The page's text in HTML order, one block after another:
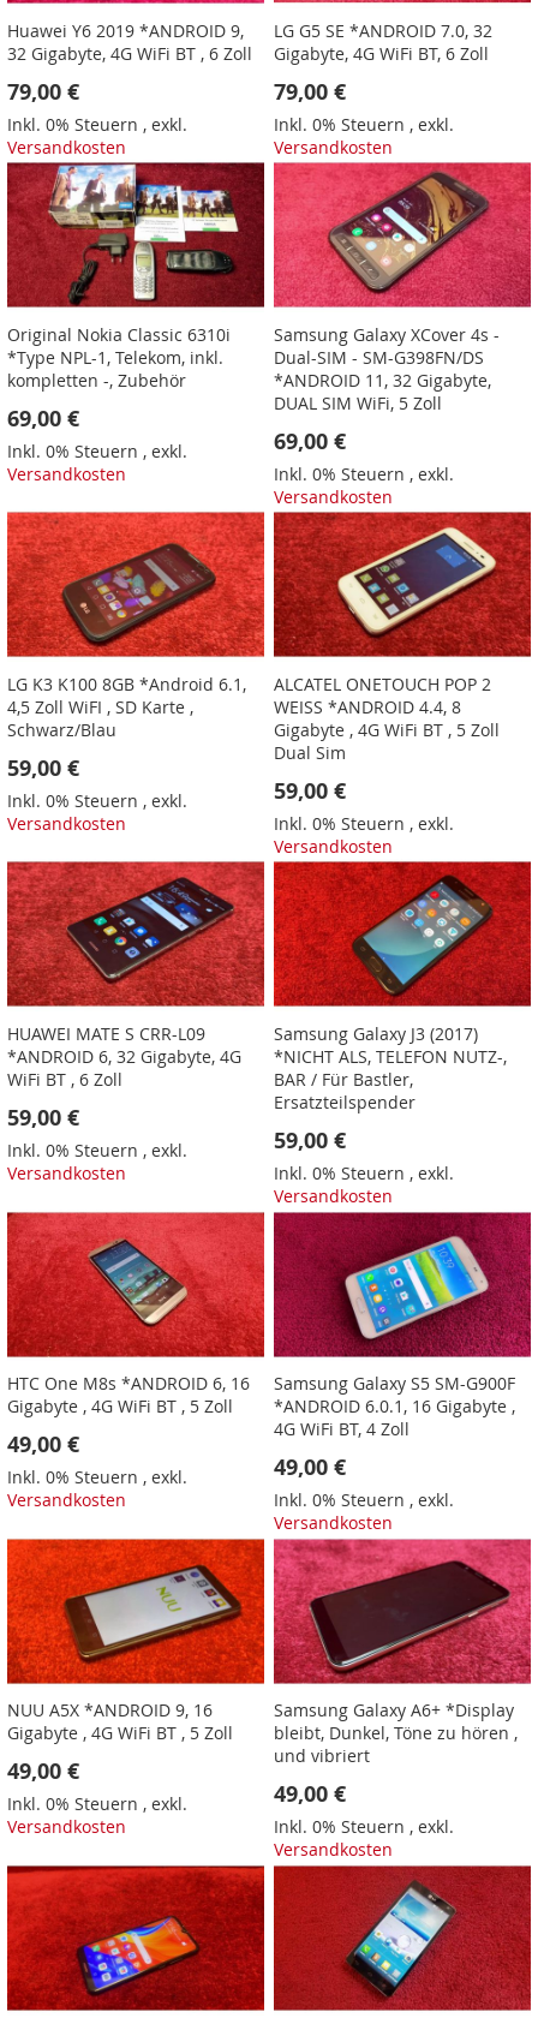
Huawei Y6 2019 *ANDROID 9,
32 Gigabyte, 4G WiFi BT , 6 Zoll
79,00 €
Inkl. 0% Steuern , exkl.
Versandkosten
LG G5 SE *ANDROID 7.0, 32
Gigabyte, 4G WiFi BT, 6 Zoll
79,00 €
Inkl. 0% Steuern ,exkl.
Versandkosten
Original Nokia Classic 6310i
*Type NPL-1, Telekom, inkl.
kompletten -, Zubehör
69,00 €
Inkl. 0% Steuern , exkl.
Versandkosten
Samsung Galaxy XCover 4s -
Dual-SIM - SM-G398FN/DS
*ANDROID 11, 32 Gigabyte,
DUAL SIM WiFi, 5 Zoll
69,00 €
Inkl. 0% Steuern ,exkl.
Versandkosten
LG K3 K100 8GB *Android 6.1,
4,5 Zoll WiFI , SD Karte ,
Schwarz/Blau
59,00 €
Inkl. 0% Steuern , exkl.
Versandkosten
ALCATEL ONETOUCH POP 2
WEISS *ANDROID 4.4, 8
Gigabyte , 4G WiFi BT , 5 Zoll
Dual Sim
59,00 €
Inkl. 0% Steuern ,exkl.
Versandkosten
HUAWEI MATE S CRR-L09
*ANDROID 6, 32 Gigabyte, 4G
WiFi BT , 6 Zoll
59,00 €
Inkl. 0% Steuern , exkl.
Versandkosten
Samsung Galaxy J3 (2017)
*NICHT ALS, TELEFON NUTZ-,
BAR / Für Bastler,
Ersatzteilspender
59,00 €
Inkl. 0% Steuern ,exkl.
Versandkosten
HTC One M8s *ANDROID 6, 16
Gigabyte , 4G WiFi BT , 5 Zoll
49,00 €
Inkl. 0% Steuern , exkl.
Versandkosten
Samsung Galaxy S5 SM-G900F
*ANDROID 6.0.1, 16 Gigabyte ,
4G WiFi BT, 4 Zoll
49,00 €
Inkl. 0% Steuern ,exkl.
Versandkosten
NUU A5X *ANDROID 9, 16
Gigabyte , 4G WiFi BT , 5 Zoll
49,00 €
Inkl. 0% Steuern , exkl.
Versandkosten
Samsung Galaxy A6+ *Display
bleibt, Dunkel, Töne zu hören ,
und vibriert
49,00 €
Inkl. 0% Steuern ,exkl.
Versandkosten